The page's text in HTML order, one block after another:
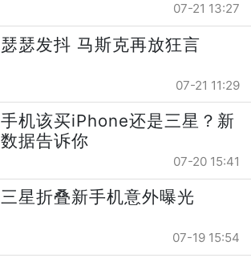
07-21 13:27
瑟瑟发抖 马斯克再放狂言
07-21 11:29
手机该买iPhone还是三星？新
数据告诉你
07-20 15:41
三星折叠新手机意外曝光
07-19 15:54